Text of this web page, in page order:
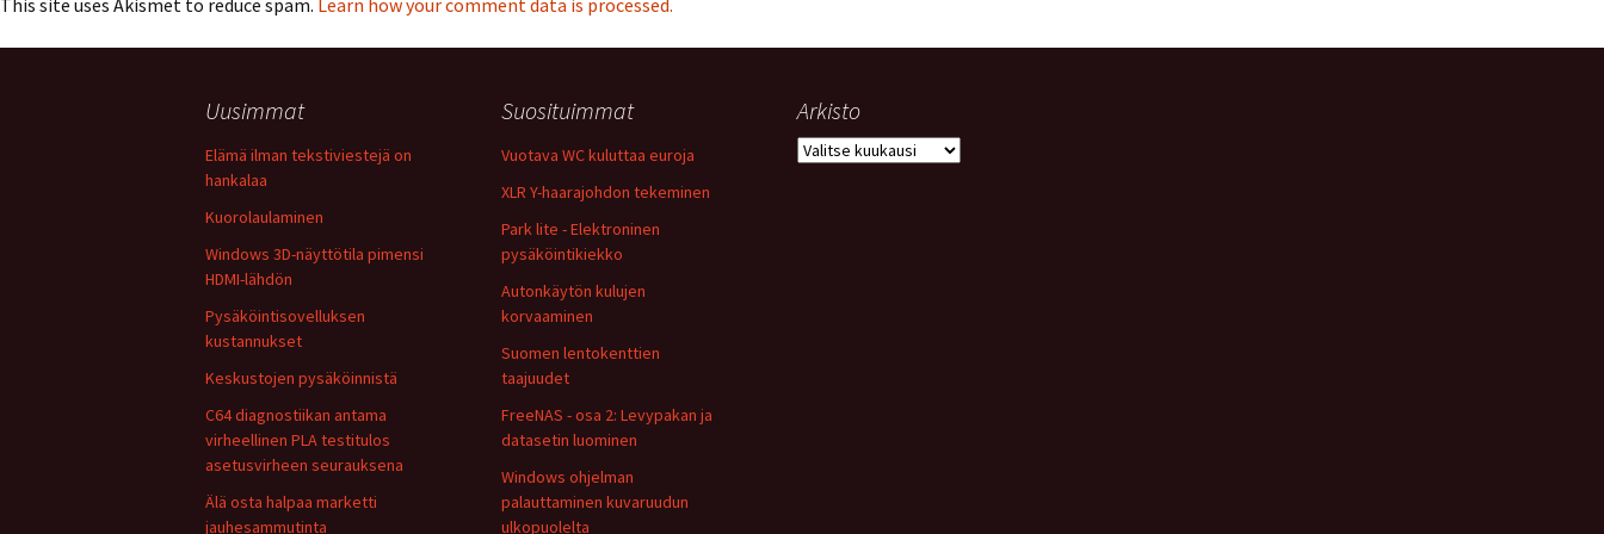
This site uses Akismet to reduce spam. Learn how your comment data is processed.
Uusimmat
Elämä ilman tekstiviestejä on
hankalaa
Kuorolaulaminen
Windows 3D-näyttötila pimensi
HDMI-lähdön
Pysäköintisovelluksen
kustannukset
Keskustojen pysäköinnistä
C64 diagnostiikan antama
virheellinen PLA testitulos
asetusvirheen seurauksena
Älä osta halpaa marketti
jauhesammutinta
Suosituimmat
Vuotava WC kuluttaa euroja
XLR Y-haarajohdon tekeminen
Park lite - Elektroninen
pysäköintikiekko
Autonkäytön kulujen
korvaaminen
Suomen lentokenttien
taajuudet
FreeNAS - osa 2: Levypakan ja
datasetin luominen
Windows ohjelman
palauttaminen kuvaruudun
ulkopuolelta
Arkisto
Arkisto